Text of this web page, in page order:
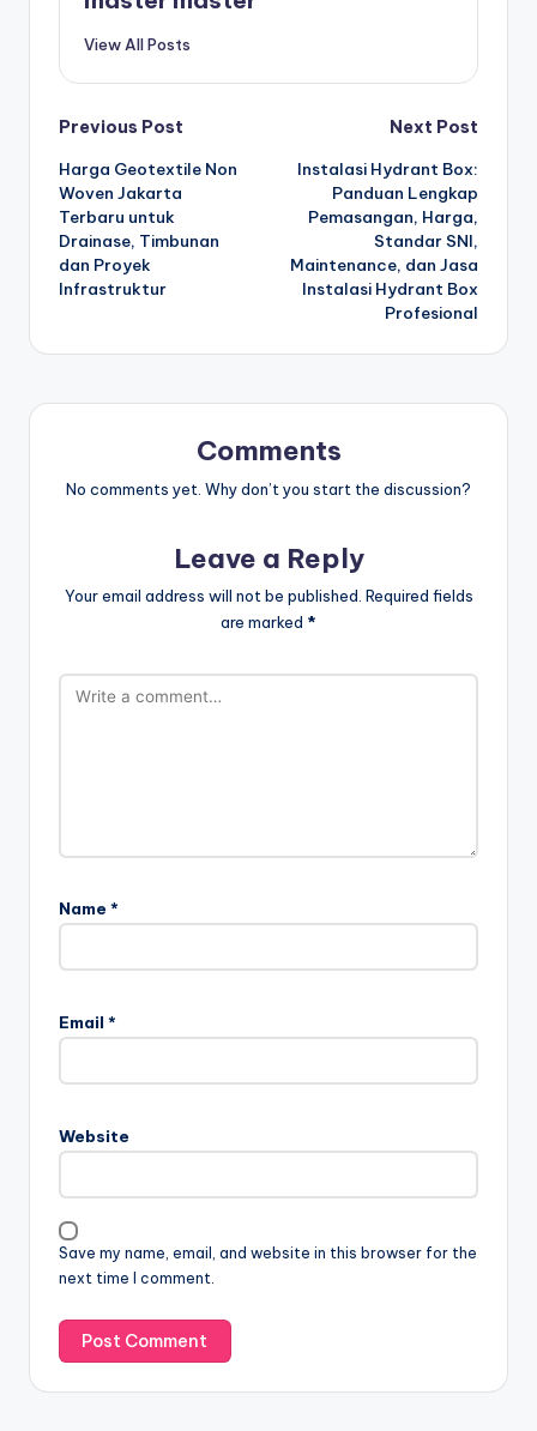
View All Posts
Post
navigation
Previous Post
Harga Geotextile Non
Woven Jakarta
Terbaru untuk
Drainase, Timbunan
dan Proyek
Infrastruktur
Next Post
Instalasi Hydrant Box:
Panduan Lengkap
Pemasangan, Harga,
Standar SNI,
Maintenance, dan Jasa
Instalasi Hydrant Box
Profesional
Comments
No comments yet. Why don’t you start the discussion?
Leave a Reply
Your email address will not be published. Required fields
are marked *
Name *
Email *
Website
Save my name, email, and website in this browser for the
next time I comment.